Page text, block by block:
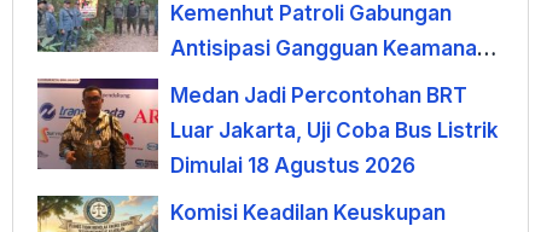
Kemenhut Patroli Gabungan
Antisipasi Gangguan Keamanan
Hutan di Lembang
Medan Jadi Percontohan BRT
Luar Jakarta, Uji Coba Bus Listrik
Dimulai 18 Agustus 2026
Komisi Keadilan Keuskupan